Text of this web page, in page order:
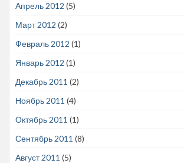
Апрель 2012 (5)
Март 2012 (2)
Февраль 2012 (1)
Январь 2012 (1)
Декабрь 2011 (2)
Ноябрь 2011 (4)
Октябрь 2011 (1)
Сентябрь 2011 (8)
Август 2011 (5)